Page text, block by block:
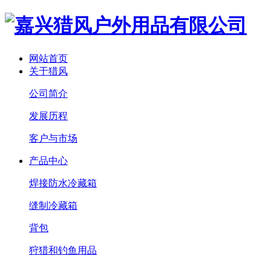
网站首页
关于猎风
公司简介
发展历程
客户与市场
产品中心
焊接防水冷藏箱
缝制冷藏箱
背包
狩猎和钓鱼用品